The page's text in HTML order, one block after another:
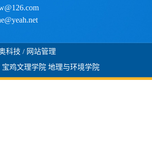
科技 / 网站管理
宝鸡文理学院 地理与环境学院